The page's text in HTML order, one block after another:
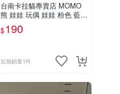
台南卡拉貓專賣店 MOMO
熊 娃娃 玩偶 娃娃 粉色 藍色
2色分售
$190
近期銷量1件